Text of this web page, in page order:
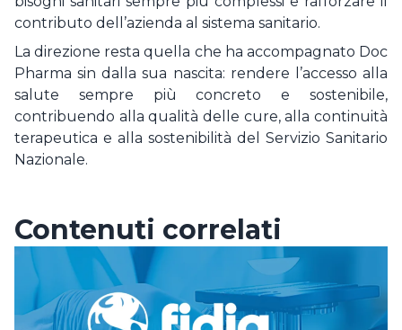
contributo dell’azienda al sistema sanitario.
La direzione resta quella che ha accompagnato Doc
Pharma sin dalla sua nascita: rendere l’accesso alla
salute sempre più concreto e sostenibile,
contribuendo alla qualità delle cure, alla continuità
terapeutica e alla sostenibilità del Servizio Sanitario
Nazionale.
Contenuti correlati